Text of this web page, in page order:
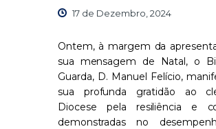
17 de Dezembro, 2024
Ontem, à margem da
sua mensagem de Natal, o
Guarda, D. Manuel Felício,
sua profunda gratidão ao
Diocese pela resiliência e
demonstradas no